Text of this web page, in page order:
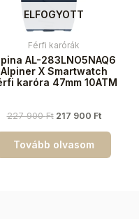
ELFOGYOTT
Férfi karórák
AL-283LNO5NAQ6
Alpiner X Smartwatch
karóra 47mm 10ATM
227 900Ft 217 900 Ft
Tovább olvasom